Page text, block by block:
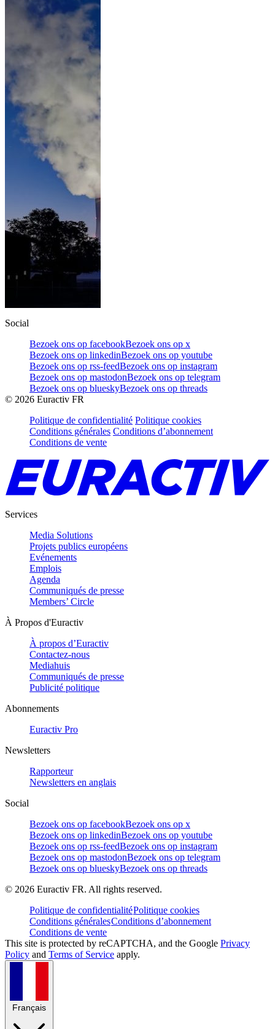
Social
Bezoek ons op facebookBezoek ons op x
Bezoek ons op linkedinBezoek ons op youtube
Bezoek ons op rss-feedBezoek ons op instagram
Bezoek ons op mastodonBezoek ons op telegram
Bezoek ons op blueskyBezoek ons op threads
© 2026 Euractiv FR
Politique de confidentialité Politique cookies
Conditions générales Conditions d’abonnement
Conditions de vente
Services
Media Solutions
Projets publics européens
Evénements
Emplois
Agenda
Communiqués de presse
Members’ Circle
À Propos d'Euractiv
À propos d’Euractiv
Contactez-nous
Mediahuis
Communiqués de presse
Publicité politique
Abonnements
Euractiv Pro
Newsletters
Rapporteur
Newsletters en anglais
Social
Bezoek ons op facebookBezoek ons op x
Bezoek ons op linkedinBezoek ons op youtube
Bezoek ons op rss-feedBezoek ons op instagram
Bezoek ons op mastodonBezoek ons op telegram
Bezoek ons op blueskyBezoek ons op threads
© 2026 Euractiv FR. All rights reserved.
Politique de confidentialitéPolitique cookies
Conditions généralesConditions d’abonnement
Conditions de vente
This site is protected by reCAPTCHA, and the Google Privacy
Policy and Terms of Service apply.
Français